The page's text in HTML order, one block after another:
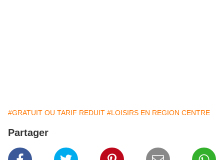
#GRATUIT OU TARIF REDUIT #LOISIRS EN REGION CENTRE
Partager